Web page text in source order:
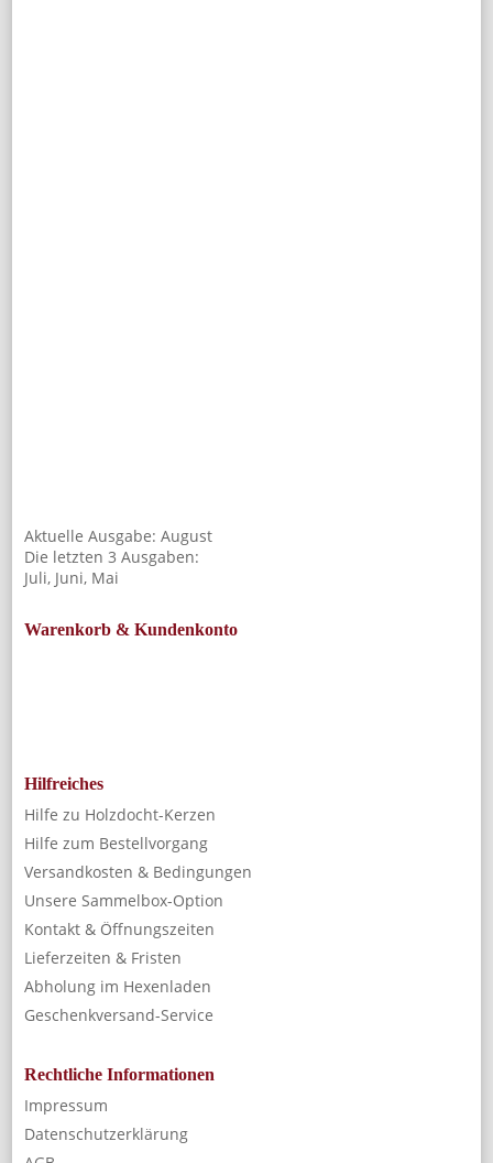
Aktuelle Ausgabe: August
Die letzten 3 Ausgaben:
Juli, Juni, Mai
Warenkorb & Kundenkonto
Hilfreiches
Hilfe zu Holzdocht-Kerzen
Hilfe zum Bestellvorgang
Versandkosten & Bedingungen
Unsere Sammelbox-Option
Kontakt & Öffnungszeiten
Lieferzeiten & Fristen
Abholung im Hexenladen
Geschenkversand-Service
Rechtliche Informationen
Impressum
Datenschutzerklärung